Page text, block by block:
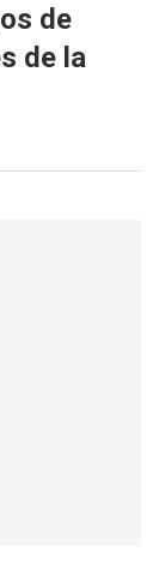
de
de la